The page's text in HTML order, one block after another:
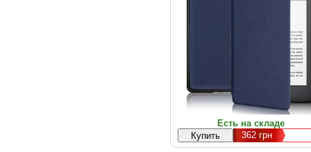
Есть на складе
362грн